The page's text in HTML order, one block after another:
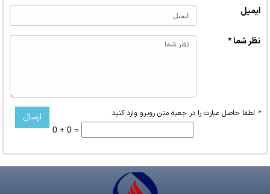
ایمیل
نظر شما *
* لطفا حاصل عبارت را در جعبه متن روبرو وارد کنید
0 + 0 =